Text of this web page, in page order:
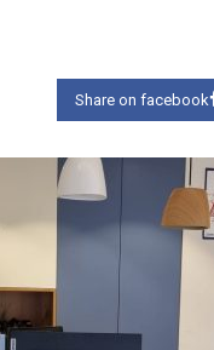
Share on facebook